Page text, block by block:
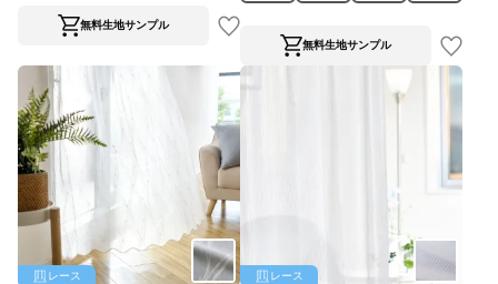
無料生地サンプル
無料生地サンプル
レース レース